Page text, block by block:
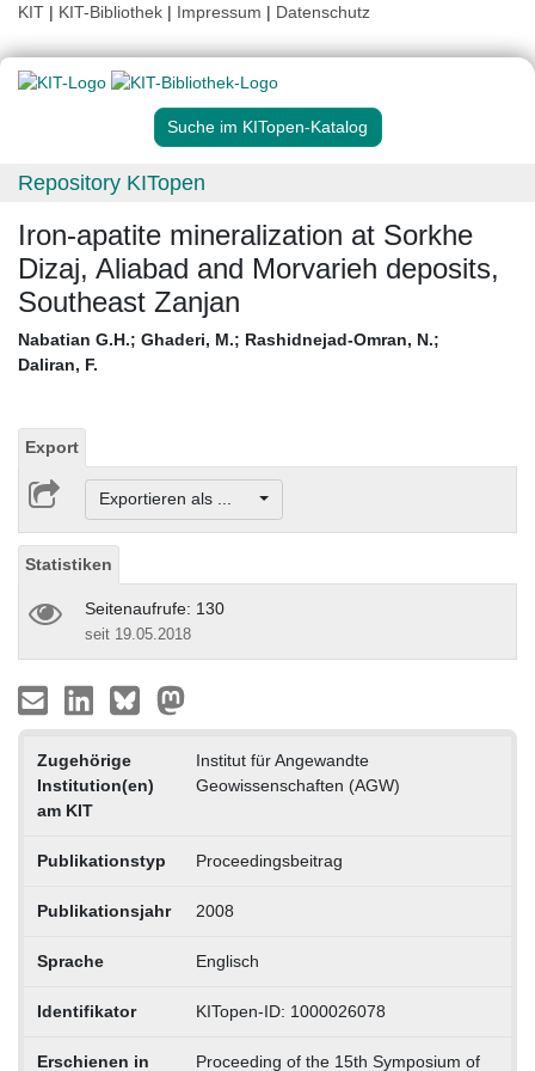
KIT | KIT-Bibliothek | Impressum | Datenschutz
Suche im KITopen-Katalog
Repository KITopen
Iron-apatite mineralization at Sorkhe
Dizaj, Aliabad and Morvarieh deposits,
Southeast Zanjan
Nabatian G.H.; Ghaderi, M.; Rashidnejad-Omran, N.;
Daliran, F.
Export
Exportieren als ...
Statistiken
Seitenaufrufe: 130
seit 19.05.2018
Zugehörige
Institution(en)
am KIT
Institut für Angewandte
Geowissenschaften (AGW)
Publikationstyp Proceedingsbeitrag
Publikationsjahr 2008
Sprache Englisch
Identifikator KITopen-ID: 1000026078
Erschienen in Proceeding of the 15th Symposium of